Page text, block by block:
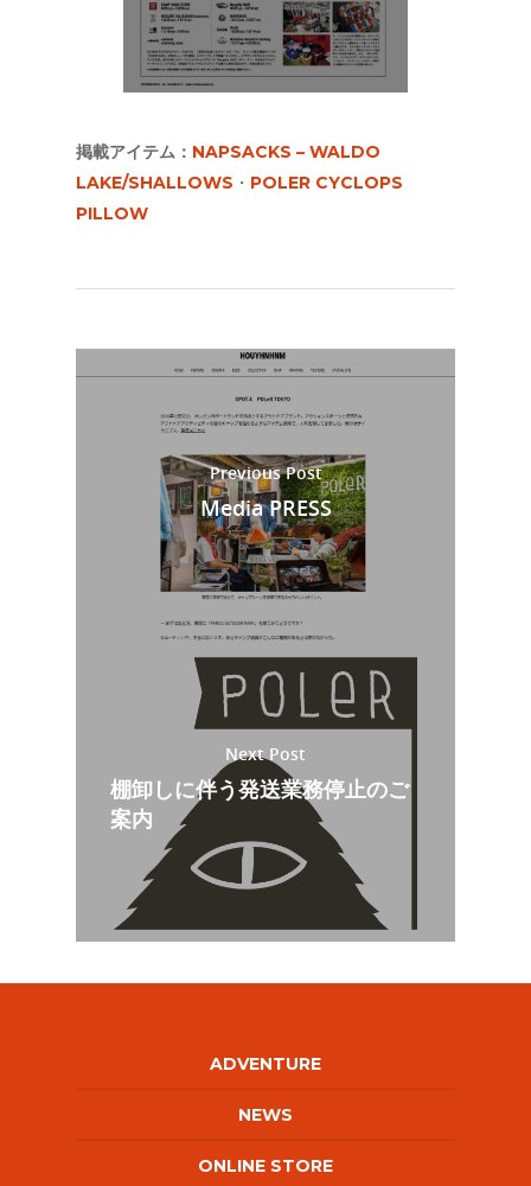
掲載アイテム： NAPSACKS – WALDO
LAKE/SHALLOWS ・ POLER CYCLOPS
PILLOW
Previous Post
Media PRESS
Next Post
棚卸しに伴う発送業務停止のご
案内
ADVENTURE
NEWS
ONLINE STORE